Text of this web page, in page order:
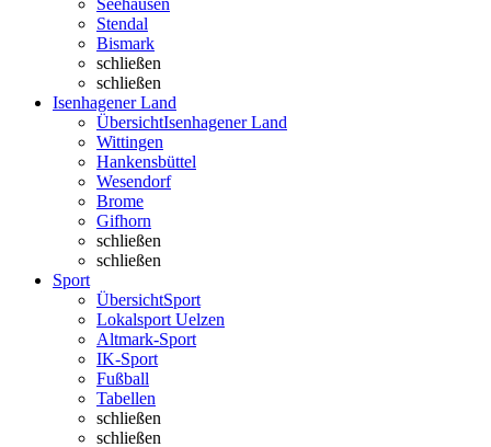
Seehausen
Stendal
Bismark
schließen
schließen
Isenhagener Land
ÜbersichtIsenhagener Land
Wittingen
Hankensbüttel
Wesendorf
Brome
Gifhorn
schließen
schließen
Sport
ÜbersichtSport
Lokalsport Uelzen
Altmark-Sport
IK-Sport
Fußball
Tabellen
schließen
schließen